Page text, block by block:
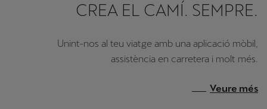
CREA EL CAMÍ. SEMPRE.
Unint-nos al teu viatge amb una aplicació mòbil,
assistència en carretera i molt més.
Veure més